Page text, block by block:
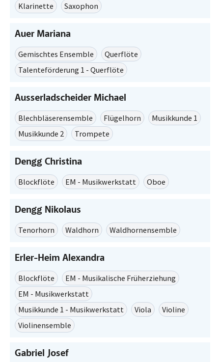
Klarinette
Saxophon
Auer Mariana
Gemischtes Ensemble
Querflöte
Talenteförderung 1 - Querflöte
Ausserladscheider Michael
Blechbläserensemble
Flügelhorn
Musikkunde 1
Musikkunde 2
Trompete
Dengg Christina
Blockflöte
EM - Musikwerkstatt Oboe
Dengg Nikolaus
Tenorhorn
Waldhorn Waldhornensemble
Erler-Heim Alexandra
Blockflöte
EM - Musikalische Früherziehung
EM - Musikwerkstatt
Musikkunde 1 - Musikwerkstatt
Viola
Violine
Violinensemble
Gabriel Josef